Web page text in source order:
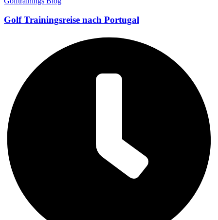
Golf Trainingsreise nach Portugal